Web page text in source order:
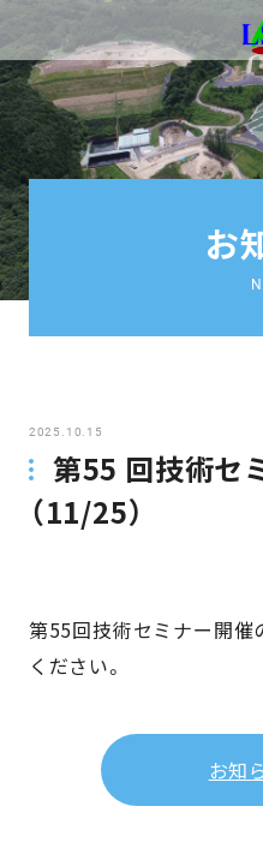
お
2025.10.15
第55 回技術セ
（11/25）
第55回技術セミナー開催
ください。
お知